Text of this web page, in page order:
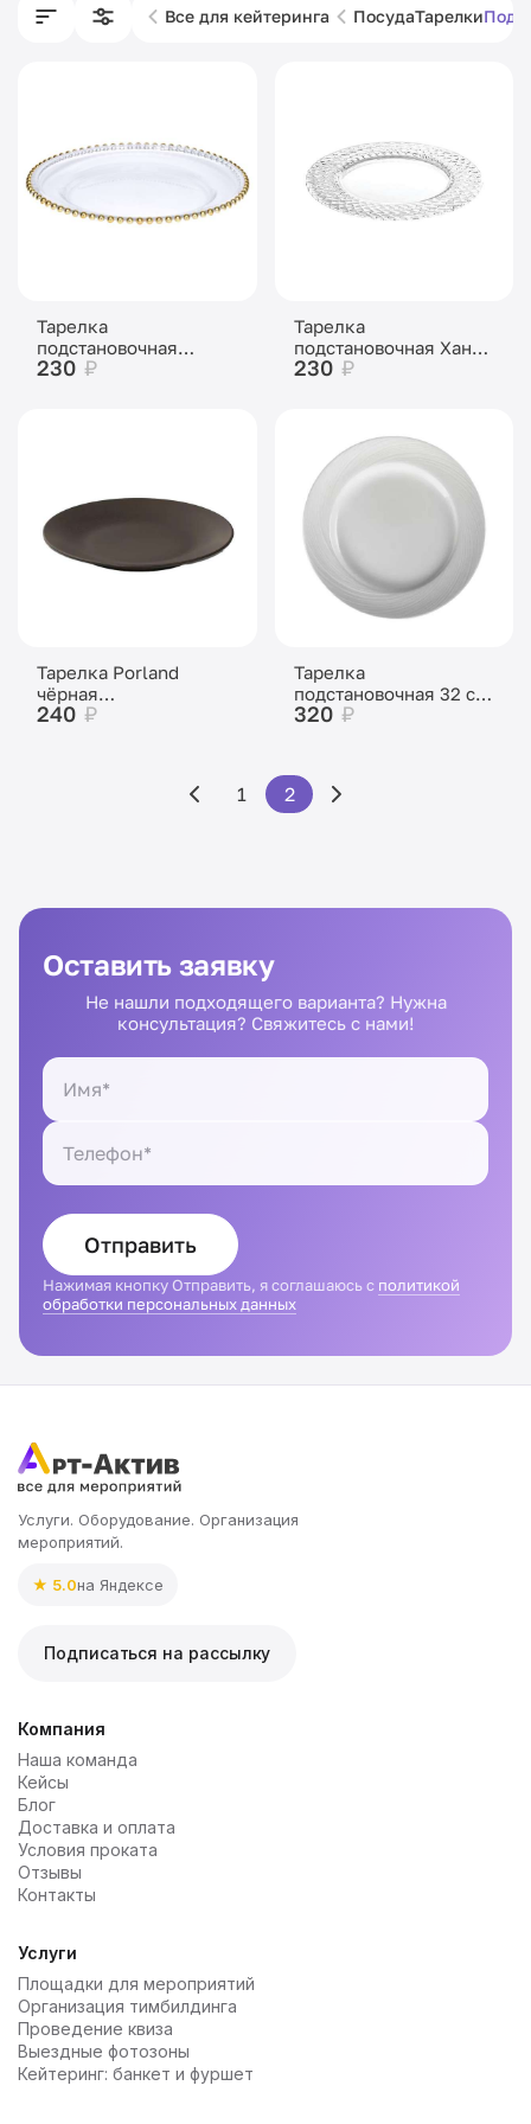
Все для кейтеринга ПосудаТарелки
Тарелка
подстановочная
Афина с золотыми
230 ₽
Тарелка
подстановочная Хани
стекло 32 см
230 ₽
Тарелка Porland
чёрная
подстановочная 30 см
240 ₽
Тарелка
подстановочная 32 см
Steelite Spyro
320 ₽
1 2
Оставить заявку
Не нашли подходящего варианта? Нужна
консультация? Свяжитесь с нами!
Отправить
Нажимая кнопку Отправить, я соглашаюсь с политикой
обработки персональных данных
Услуги. Оборудование. Организация
мероприятий.
★ 5.0на Яндексе
Подписаться на рассылку
Компания
Наша команда
Кейсы
Блог
Доставка и оплата
Условия проката
Отзывы
Контакты
Услуги
Площадки для мероприятий
Организация тимбилдинга
Проведение квиза
Выездные фотозоны
Кейтеринг: банкет и фуршет